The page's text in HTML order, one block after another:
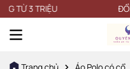
3 TRIỆU ĐỔI
Trang chủ Áo Polo có cổ